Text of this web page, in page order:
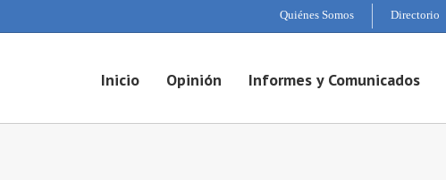
Quiénes Somos Directorio
Inicio Opinión Informes y Comunicados